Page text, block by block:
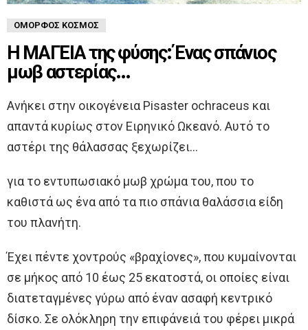
ΌΜΟΡΦΟΣ ΚΌΣΜΟΣ
Η ΜΑΓΕΙΑ της φύσης: Ένας σπάνιος
μωβ αστερίας…
Ανήκει στην οικογένεια Pisaster ochraceus και
απαντά κυρίως στον Ειρηνικό Ωκεανό. Αυτό το
αστέρι της θάλασσας ξεχωρίζει…
για το εντυπωσιακό μωβ χρώμα του, που το
καθιστά ως ένα από τα πιο σπάνια θαλάσσια είδη
του πλανήτη.
Έχει πέντε χοντρούς «βραχίονες», που κυμαίνονται
σε μήκος από 10 έως 25 εκατοστά, οι οποίες είναι
διατεταγμένες γύρω από έναν ασαφή κεντρικό
δίσκο. Σε ολόκληρη την επιφάνειά του φέρει μικρά